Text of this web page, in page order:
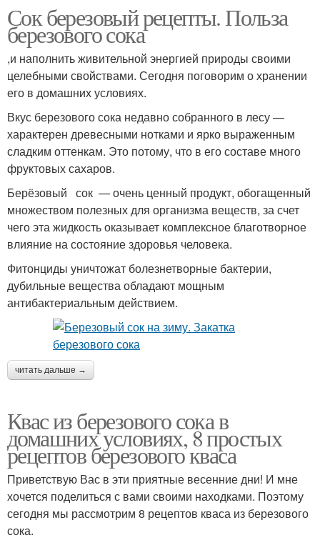
Сок березовый рецепты. Польза
березового сока
,и наполнить живительной энергией природы своими
целебными свойствами. Сегодня поговорим о хранении
его в домашних условиях.
Вкус березового сока недавно собранного в лесу —
характерен древесными нотками и ярко выраженным
сладким оттенкам. Это потому, что в его составе много
фруктовых сахаров.
Берёзовый сок — очень ценный продукт, обогащенный
множеством полезных для организма веществ, за счет
чего эта жидкость оказывает комплексное благотворное
влияние на состояние здоровья человека.
Фитонциды уничтожат болезнетворные бактерии,
дубильные вещества обладают мощным
антибактериальным действием.
читать дальше →
Квас из березового сока в
домашних условиях, 8 простых
рецептов березового кваса
Приветствую Вас в эти приятные весенние дни! И мне
хочется поделиться с вами своими находками. Поэтому
сегодня мы рассмотрим 8 рецептов кваса из березового
сока.